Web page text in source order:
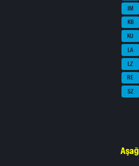
IM
KB
KU
LA
LZ
RE
SZ